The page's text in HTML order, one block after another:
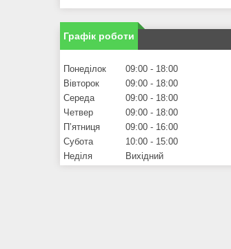
Графік роботи
Понеділок 09:00
18:00
Вівторок
09:00
18:00
Середа
09:00
18:00
Четвер
09:00
18:00
Пʼятниця
09:00
16:00
Субота
10:00
15:00
Неділя
Вихідний